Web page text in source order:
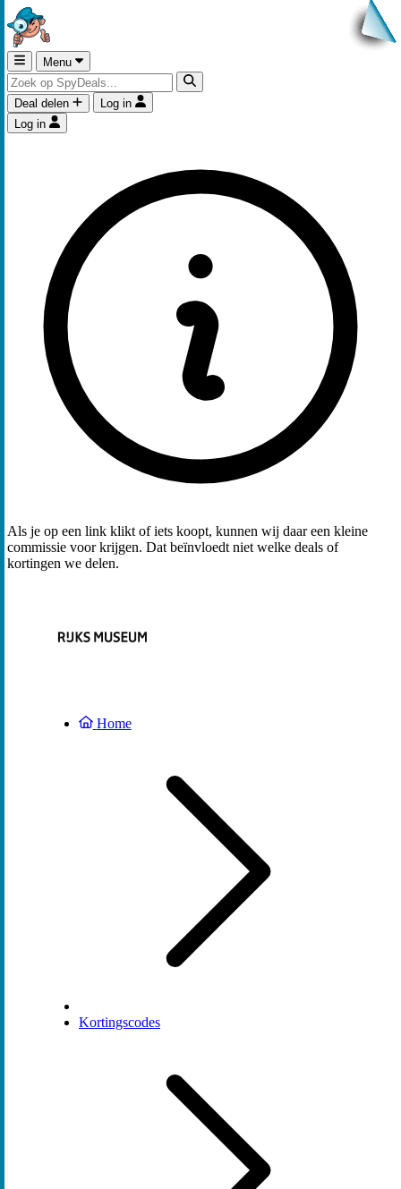
Menu
Deal delen
Log in
Log in
Als je op een link klikt of iets koopt, kunnen wij daar een kleine
commissie voor krijgen. Dat beïnvloedt niet welke deals of
kortingen we delen.
Home
Kortingscodes